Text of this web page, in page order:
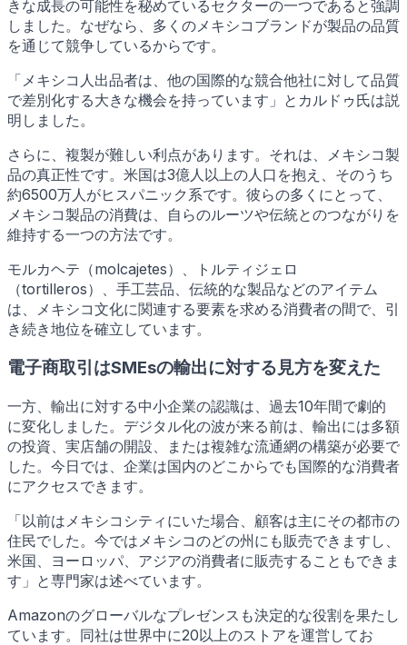
きな成長の可能性を秘めているセクターの一つであると強調
しました。なぜなら、多くのメキシコブランドが製品の品質
を通じて競争しているからです。
「メキシコ人出品者は、他の国際的な競合他社に対して品質
で差別化する大きな機会を持っています」とカルドゥ氏は説
明しました。
さらに、複製が難しい利点があります。それは、メキシコ製
品の真正性です。米国は3億人以上の人口を抱え、そのうち
約6500万人がヒスパニック系です。彼らの多くにとって、
メキシコ製品の消費は、自らのルーツや伝統とのつながりを
維持する一つの方法です。
モルカヘテ（molcajetes）、トルティジェロ
（tortilleros）、手工芸品、伝統的な製品などのアイテム
は、メキシコ文化に関連する要素を求める消費者の間で、引
き続き地位を確立しています。
電子商取引はSMEsの輸出に対する見方を変えた
一方、輸出に対する中小企業の認識は、過去10年間で劇的
に変化しました。デジタル化の波が来る前は、輸出には多額
の投資、実店舗の開設、または複雑な流通網の構築が必要で
した。今日では、企業は国内のどこからでも国際的な消費者
にアクセスできます。
「以前はメキシコシティにいた場合、顧客は主にその都市の
住民でした。今ではメキシコのどの州にも販売できますし、
米国、ヨーロッパ、アジアの消費者に販売することもできま
す」と専門家は述べています。
Amazonのグローバルなプレゼンスも決定的な役割を果たし
ています。同社は世界中に20以上のストアを運営してお